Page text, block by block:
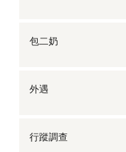
包二奶
外遇
行蹤調查